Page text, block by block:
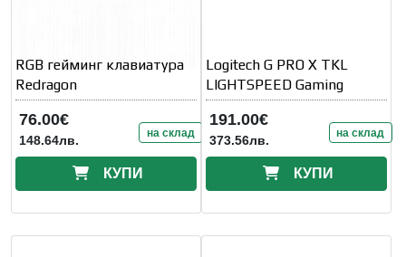
RGB гейминг клавиатура
Redragon
76.00€
148.64лв. на склад
КУПИ
Logitech G PRO X TKL
LIGHTSPEED Gaming
191.00€
373.56лв. на склад
КУПИ